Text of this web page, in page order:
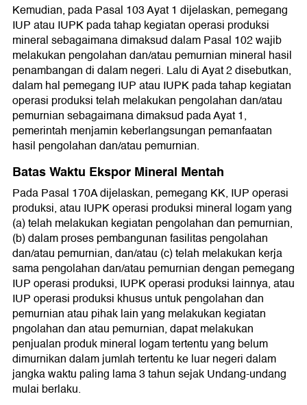
Kemudian, pada Pasal 103 Ayat 1 dijelaskan, pemegang
IUP atau IUPK pada tahap kegiatan operasi produksi
mineral sebagaimana dimaksud dalam Pasal 102 wajib
melakukan pengolahan dan/atau pemurnian mineral hasil
penambangan di dalam negeri. Lalu di Ayat 2 disebutkan,
dalam hal pemegang IUP atau IUPK pada tahap kegiatan
operasi produksi telah melakukan pengolahan dan/atau
pemurnian sebagaimana dimaksud pada Ayat 1,
pemerintah menjamin keberlangsungan pemanfaatan
hasil pengolahan dan/atau pemurnian.
Batas Waktu Ekspor Mineral Mentah
Pada Pasal 170A dijelaskan, pemegang KK, IUP operasi
produksi, atau IUPK operasi produksi mineral logam yang
(a) telah melakukan kegiatan pengolahan dan pemurnian,
(b) dalam proses pembangunan fasilitas pengolahan
dan/atau pemurnian, dan/atau (c) telah melakukan kerja
sama pengolahan dan/atau pemurnian dengan pemegang
IUP operasi produksi, IUPK operasi produksi lainnya, atau
IUP operasi produksi khusus untuk pengolahan dan
pemurnian atau pihak lain yang melakukan kegiatan
pngolahan dan atau pemurnian, dapat melakukan
penjualan produk mineral logam tertentu yang belum
dimurnikan dalam jumlah tertentu ke luar negeri dalam
jangka waktu paling lama 3 tahun sejak Undang-undang
mulai berlaku.